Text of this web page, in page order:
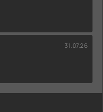
31.07.26